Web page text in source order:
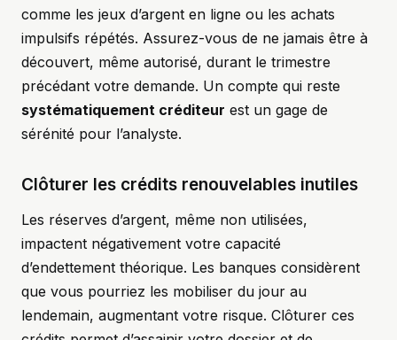
comme les jeux d’argent en ligne ou les achats
impulsifs répétés. Assurez-vous de ne jamais être à
découvert, même autorisé, durant le trimestre
précédant votre demande. Un compte qui reste
systématiquement créditeur est un gage de
sérénité pour l’analyste.
Clôturer les crédits renouvelables inutiles
Les réserves d’argent, même non utilisées,
impactent négativement votre capacité
d’endettement théorique. Les banques considèrent
que vous pourriez les mobiliser du jour au
lendemain, augmentant votre risque. Clôturer ces